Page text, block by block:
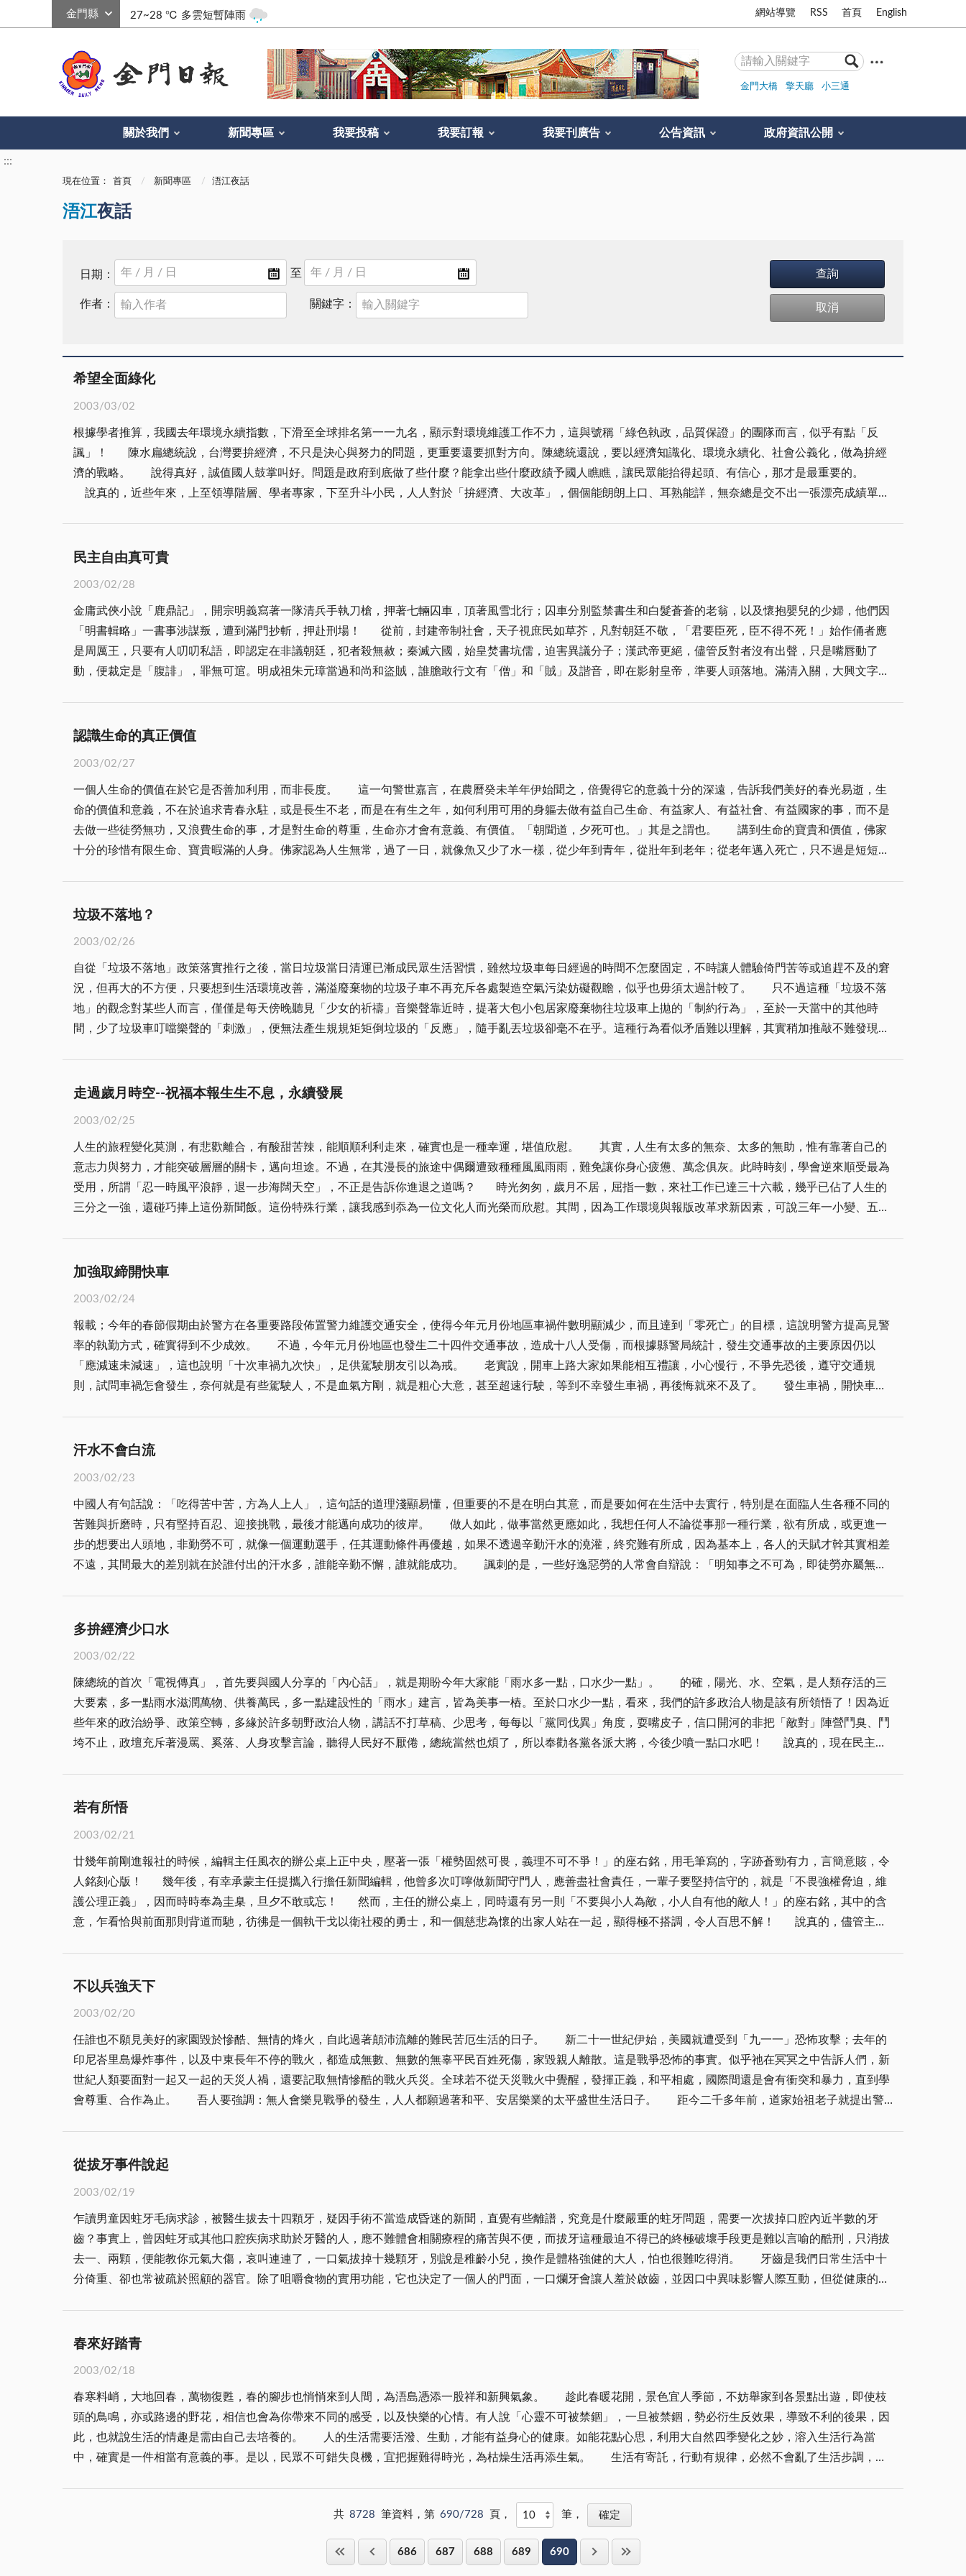
27~28 ℃ 多雲短暫陣雨 網站導覽 RSS 首頁 English
金門大橋 擎天廳 小三通
關於我們 新聞專區 我要投稿 我要訂報 我要刊廣告 公告資訊 政府資訊公開
:::
現在位置： 首頁 新聞專區 浯江夜話
浯江夜話
日期：
作者： 關鍵字：
希望全面綠化
2003/03/02
根據學者推算，我國去年環境永續指數，下滑至全球排名第一一九名，顯示對環境維護工作不力，這與號稱「綠色執政，品質保證」的團隊而言，似乎有點「反
諷」！ 陳水扁總統說，台灣要拚經濟，不只是決心與努力的問題，更重要還要抓對方向。陳總統還說，要以經濟知識化、環境永續化、社會公義化，做為拚經
濟的戰略。 說得真好，誠值國人鼓掌叫好。問題是政府到底做了些什麼？能拿出些什麼政績予國人瞧瞧，讓民眾能抬得起頭、有信心，那才是最重要的。
說真的，近些年來，上至領導階層、學者專家，下至升斗小民，人人對於「拚經濟、大改革」，個個能朗朗上口、耳熟能詳，無奈總是交不出一張漂亮成績單，
值各方借鏡。 話說回來，政府要讓人民生活過得好，不僅要打拚經濟，更須打造優質的生活環境。眾所周知，環境保護與綠化工程正是先進國家的象徵，面對
相信，假以時日，全國「春城何處不飛花」，綠色執政，不只品質保證，還讓人民能看得真實，不是很好嗎？
民主自由真可貴
2003/02/28
金庸武俠小說「鹿鼎記」，開宗明義寫著一隊清兵手執刀槍，押著七輛囚車，頂著風雪北行；囚車分別監禁書生和白髮蒼蒼的老翁，以及懷抱嬰兒的少婦，他們因
「明書輯略」一書事涉謀叛，遭到滿門抄斬，押赴刑場！ 從前，封建帝制社會，天子視庶民如草芥，凡對朝廷不敬，「君要臣死，臣不得不死！」始作俑者應
是周厲王，只要有人叨叨私語，即認定在非議朝廷，犯者殺無赦；秦滅六國，始皇焚書坑儒，迫害異議分子；漢武帝更絕，儘管反對者沒有出聲，只是嘴唇動了
動，便裁定是「腹誹」，罪無可逭。明成祖朱元璋當過和尚和盜賊，誰膽敢行文有「僧」和「賊」及諧音，即在影射皇帝，準要人頭落地。滿清入關，大興文字
庭出試題為「維民所止」，被指係「雍正」二字去首，遭戮尸滅族；胡中藻「一把心腸論濁清」的文句，和徐駿「清風不識字，何必亂翻書」、「明朝期振翮，一
言，也可以公開批評總統，在在都享憲法言論自由之保障，或許，這就是民主自由的可貴！
認識生命的真正價值
2003/02/27
一個人生命的價值在於它是否善加利用，而非長度。 這一句警世嘉言，在農曆癸未羊年伊始聞之，倍覺得它的意義十分的深遠，告訴我們美好的春光易逝，生
命的價值和意義，不在於追求青春永駐，或是長生不老，而是在有生之年，如何利用可用的身軀去做有益自己生命、有益家人、有益社會、有益國家的事，而不是
去做一些徒勞無功，又浪費生命的事，才是對生命的尊重，生命亦才會有意義、有價值。「朝聞道，夕死可也。」其是之謂也。 講到生命的寶貴和價值，佛家
十分的珍惜有限生命、寶貴暇滿的人身。佛家認為人生無常，過了一日，就像魚又少了水一樣，從少年到青年，從壯年到老年；從老年邁入死亡，只不過是短短的
用，恆漏臭處！為病所困，有老死患。嗜欲自恣，非法是增；不見聞變，壽命無常。」 諺云：「一日之計在於晨，一年之計在於春。」昨晨、今晨、明晨都不
垃圾不落地？
2003/02/26
自從「垃圾不落地」政策落實推行之後，當日垃圾當日清運已漸成民眾生活習慣，雖然垃圾車每日經過的時間不怎麼固定，不時讓人體驗倚門苦等或追趕不及的窘
況，但再大的不方便，只要想到生活環境改善，滿溢廢棄物的垃圾子車不再充斥各處製造空氣污染妨礙觀瞻，似乎也毋須太過計較了。 只不過這種「垃圾不落
地」的觀念對某些人而言，僅僅是每天傍晚聽見「少女的祈禱」音樂聲靠近時，提著大包小包居家廢棄物往垃圾車上拋的「制約行為」，至於一天當中的其他時
間，少了垃圾車叮噹樂聲的「刺激」，便無法產生規規矩矩倒垃圾的「反應」，隨手亂丟垃圾卻毫不在乎。這種行為看似矛盾難以理解，其實稍加推敲不難發現，
「養成良好生活習慣，不隨地亂丟垃圾破壞環境整潔」，當自己始終奉行這樣的價值觀為環保盡棉薄之力，卻看到有人可以只為圖一己之便，將垃圾隨手扔在地上
做起、從小處著手，拒絕成為隨手亂丟垃圾的「垃圾」，我們的生活環境才能真正整潔、清新。
走過歲月時空--祝福本報生生不息，永續發展
2003/02/25
人生的旅程變化莫測，有悲歡離合，有酸甜苦辣，能順順利利走來，確實也是一種幸運，堪值欣慰。 其實，人生有太多的無奈、太多的無助，惟有靠著自己的
意志力與努力，才能突破層層的關卡，邁向坦途。不過，在其漫長的旅途中偶爾遭致種種風風雨雨，難免讓你身心疲憊、萬念俱灰。此時時刻，學會逆來順受最為
受用，所謂「忍一時風平浪靜，退一步海闊天空」，不正是告訴你進退之道嗎？ 時光匆匆，歲月不居，屈指一數，來社工作已達三十六載，幾乎已佔了人生的
三分之一強，還碰巧捧上這份新聞飯。這份特殊行業，讓我感到忝為一位文化人而光榮而欣慰。其間，因為工作環境與報版改革求新因素，可說三年一小變、五年
有恩於我，對於我的照顧，無微不至，「亦師、亦友；亦為衣食父母」，讓我無後顧之憂，專心致力份內工作，學到了不少做人做事道理。雖然在學識上求得有
更輝采；然而，即使離開了報社，我仍舊會永遠祝福本報更上一層樓，生生不息，永續經營。
加強取締開快車
2003/02/24
報載；今年的春節假期由於警方在各重要路段佈置警力維護交通安全，使得今年元月份地區車禍件數明顯減少，而且達到「零死亡」的目標，這說明警方提高見警
率的執勤方式，確實得到不少成效。 不過，今年元月份地區也發生二十四件交通事故，造成十八人受傷，而根據縣警局統計，發生交通事故的主要原因仍以
「應減速未減速」，這也說明「十次車禍九次快」，足供駕駛朋友引以為戒。 老實說，開車上路大家如果能相互禮讓，小心慢行，不爭先恐後，遵守交通規
則，試問車禍怎會發生，奈何就是有些駕駛人，不是血氣方剛，就是粗心大意，甚至超速行駛，等到不幸發生車禍，再後悔就來不及了。 發生車禍，開快車無
取締，以免喜歡開快車者害人害己。 另外，地區少部分大型車輛駕駛人喜歡開快門，甚至橫衝直撞，最為人所詬病，嚴重影響地區交通安全，警方應施展鐵腕
汗水不會白流
2003/02/23
中國人有句話說：「吃得苦中苦，方為人上人」，這句話的道理淺顯易懂，但重要的不是在明白其意，而是要如何在生活中去實行，特別是在面臨人生各種不同的
苦難與折磨時，只有堅持百忍、迎接挑戰，最後才能邁向成功的彼岸。 做人如此，做事當然更應如此，我想任何人不論從事那一種行業，欲有所成，或更進一
步的想要出人頭地，非勤勞不可，就像一個運動選手，任其運動條件再優越，如果不透過辛勤汗水的澆灌，終究難有所成，因為基本上，各人的天賦才幹其實相差
不遠，其間最大的差別就在於誰付出的汗水多，誰能辛勤不懈，誰就能成功。 諷刺的是，一些好逸惡勞的人常會自辯說：「明知事之不可為，即徒勞亦屬無
終相信，經過愈難，則收穫愈大。所以，當你覺得氣力已經放盡卻未見事功，不要恢心，那純粹是勤勞的代價還沒付足，努力再努力，必有所得。 再說生命本
多拚經濟少口水
2003/02/22
陳總統的首次「電視傳真」，首先要與國人分享的「內心話」，就是期盼今年大家能「雨水多一點，口水少一點」。 的確，陽光、水、空氣，是人類存活的三
大要素，多一點雨水滋潤萬物、供養萬民，多一點建設性的「雨水」建言，皆為美事一樁。至於口水少一點，看來，我們的許多政治人物是該有所領悟了！因為近
些年來的政治紛爭、政策空轉，多緣於許多朝野政治人物，講話不打草稿、少思考，每每以「黨同伐異」角度，耍嘴皮子，信口開河的非把「敵對」陣營鬥臭、鬥
垮不止，政壇充斥著漫罵、奚落、人身攻擊言論，聽得人民好不厭倦，總統當然也煩了，所以奉勸各黨各派大將，今後少噴一點口水吧！ 說真的，現在民主思
土？有用嗎？也許該問，過去這段苦日子裡，我們做了什麼來保住未來，這才是民眾最想要得知的答案。 或許過去執政者經驗太嫩，政壇口水太多，委實浪費
若有所悟
2003/02/21
廿幾年前剛進報社的時候，編輯主任風衣的辦公桌上正中央，壓著一張「權勢固然可畏，義理不可不爭！」的座右銘，用毛筆寫的，字跡蒼勁有力，言簡意賅，令
人銘刻心版！ 幾年後，有幸承蒙主任提攜入行擔任新聞編輯，他曾多次叮嚀做新聞守門人，應善盡社會責任，一輩子要堅持信守的，就是「不畏強權脅迫，維
護公理正義」，因而時時奉為圭臬，旦夕不敢或忘！ 然而，主任的辦公桌上，同時還有另一則「不要與小人為敵，小人自有他的敵人！」的座右銘，其中的含
意，乍看恰與前面那則背道而馳，彷彿是一個執干戈以衛社稷的勇士，和一個慈悲為懷的出家人站在一起，顯得極不搭調，令人百思不解！ 說真的，儘管主任
當看到社會上諸多不公不義，投機取巧者得意春風，沒有人敢挺身而出，姑息足以養奸，以致「黃鐘毀地、瓦釜雷鳴」的事屢見不鮮！ 幸好，年逾不惑，回首
人！」因為，為人處事投機取巧的小人，他的敵人不是別人，正是他自己！
不以兵強天下
2003/02/20
任誰也不願見美好的家園毀於慘酷、無情的烽火，自此過著顛沛流離的難民苦厄生活的日子。 新二十一世紀伊始，美國就遭受到「九一一」恐怖攻擊；去年的
印尼峇里島爆炸事件，以及中東長年不停的戰火，都造成無數、無數的無辜平民百姓死傷，家毀親人離散。這是戰爭恐怖的事實。似乎祂在冥冥之中告訴人們，新
世紀人類要面對一起又一起的天災人禍，還要記取無情慘酷的戰火兵災。全球若不從天災戰火中覺醒，發揮正義，和平相處，國際間還是會有衝突和暴力，直到學
會尊重、合作為止。 吾人要強調：無人會樂見戰爭的發生，人人都願過著和平、安居樂業的太平盛世生活日子。 距今二千多年前，道家始祖老子就提出警
張以軍事武力解決伊拉克武裝(銷毀大規模毀滅性武器)，卻在聯合國遭到中法俄三國的強力反對。但在全球逾千萬人示威反戰後，美英對伊政策有了轉變，不若先
從拔牙事件說起
2003/02/19
乍讀男童因蛀牙毛病求診，被醫生拔去十四顆牙，疑因手術不當造成昏迷的新聞，直覺有些離譜，究竟是什麼嚴重的蛀牙問題，需要一次拔掉口腔內近半數的牙
齒？事實上，曾因蛀牙或其他口腔疾病求助於牙醫的人，應不難體會相關療程的痛苦與不便，而拔牙這種最迫不得已的終極破壞手段更是難以言喻的酷刑，只消拔
去一、兩顆，便能教你元氣大傷，哀叫連連了，一口氣拔掉十幾顆牙，別說是稚齡小兒，換作是體格強健的大人，怕也很難吃得消。 牙齒是我們日常生活中十
分倚重、卻也常被疏於照顧的器官。除了咀嚼食物的實用功能，它也決定了一個人的門面，一口爛牙會讓人羞於啟齒，並因口中異味影響人際互動，但從健康的角
又不節制地大啖甜食的話，想與蛀牙劃清界線恐非易事，終究落得牙疼頻頻、妨礙進食，找牙醫報到去也！ 許多人視看牙醫為畏途，實在是這種眼睜睜看著發
的心理負擔。當然，平日確實做好牙齒保健與口腔清潔才是根本，免於跟牙醫打交道，也就不必提心吊膽了。
春來好踏青
2003/02/18
春寒料峭，大地回春，萬物復甦，春的腳步也悄悄來到人間，為浯島憑添一股祥和新興氣象。 趁此春暖花開，景色宜人季節，不妨舉家到各景點出遊，即使枝
頭的鳥鳴，亦或路邊的野花，相信也會為你帶來不同的感受，以及快樂的心情。有人說「心靈不可被禁錮」，一旦被禁錮，勢必衍生反效果，導致不利的後果，因
此，也就說生活的情趣是需由自己去培養的。 人的生活需要活潑、生動，才能有益身心的健康。如能花點心思，利用大自然四季變化之妙，溶入生活行為當
中，確實是一件相當有意義的事。是以，民眾不可錯失良機，宜把握難得時光，為枯燥生活再添生氣。 生活有寄託，行動有規律，必然不會亂了生活步調，讓
效果一致，這種長期良好習慣的養成，將會使你永保快樂、充實的心境！ 忙碌的時下民眾，除了工作之外，還要重視休閑生活的安排，這種好習慣不但要自己
來力行，而且還得持之以恆，不是一曝十寒，才能真正奏效。朋友們！為了豐富你的生活、充實你的人生，讓你延年益壽，不妨趁此春光明媚好時機，多到郊外走
共 8728 筆資料，第 690/728 頁， 筆，
686 687 688 689 690